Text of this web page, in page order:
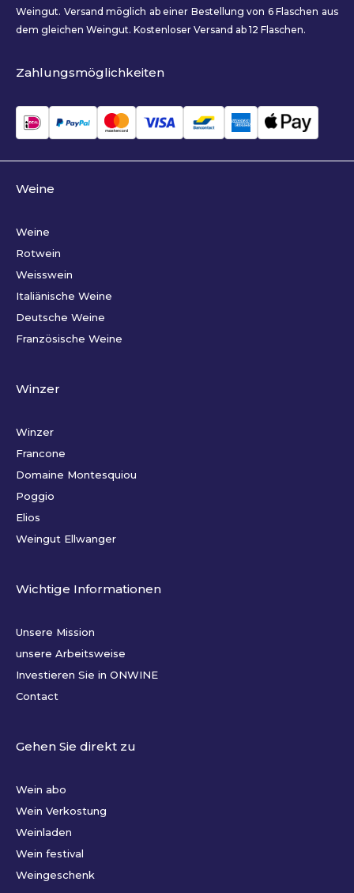
Weingut. Versand möglich ab einer Bestellung von 6 Flaschen aus
dem gleichen Weingut. Kostenloser Versand ab 12 Flaschen.
Zahlungsmöglichkeiten
Weine
Weine
Rotwein
Weisswein
Italiänische Weine
Deutsche Weine
Französische Weine
Winzer
Winzer
Francone
Domaine Montesquiou
Poggio
Elios
Weingut Ellwanger
Wichtige Informationen
Unsere Mission
unsere Arbeitsweise
Investieren Sie in ONWINE
Contact
Gehen Sie direkt zu
Wein abo
Wein Verkostung
Weinladen
Wein festival
Weingeschenk